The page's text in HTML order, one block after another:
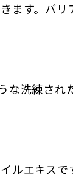
ます。バリ
な洗練され
ルエキスで